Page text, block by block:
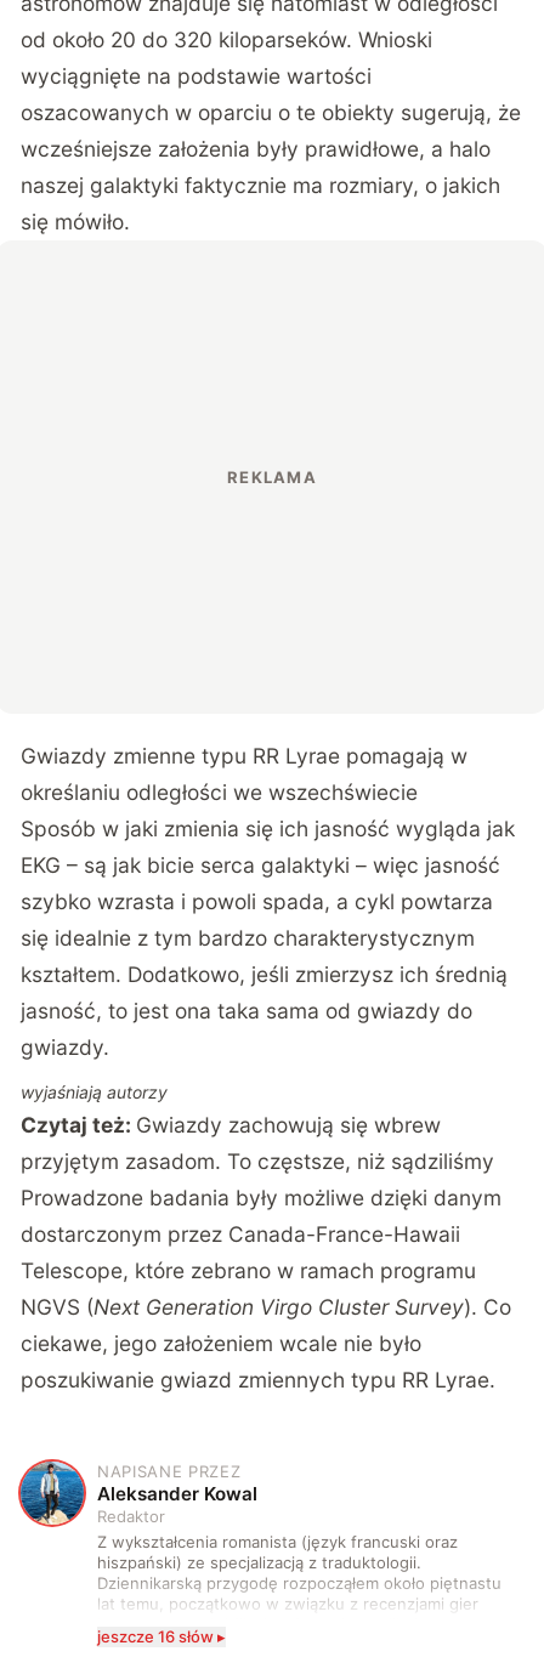
od około 20 do 320 kiloparseków. Wnioski
wyciągnięte na podstawie wartości
oszacowanych w oparciu o te obiekty sugerują, że
wcześniejsze założenia były prawidłowe, a halo
naszej galaktyki faktycznie ma rozmiary, o jakich
się mówiło.
Gwiazdy zmienne typu RR Lyrae pomagają w
określaniu odległości we wszechświecie
Sposób w jaki zmienia się ich jasność wygląda jak
EKG – są jak bicie serca galaktyki – więc jasność
szybko wzrasta i powoli spada, a cykl powtarza
się idealnie z tym bardzo charakterystycznym
kształtem. Dodatkowo, jeśli zmierzysz ich średnią
jasność, to jest ona taka sama od gwiazdy do
gwiazdy.
wyjaśniają autorzy
Czytaj też: Gwiazdy zachowują się wbrew
przyjętym zasadom. To częstsze, niż sądziliśmy
Prowadzone badania były możliwe dzięki danym
dostarczonym przez Canada-France-Hawaii
Telescope, które zebrano w ramach programu
NGVS (Next Generation Virgo Cluster Survey). Co
ciekawe, jego założeniem wcale nie było
poszukiwanie gwiazd zmiennych typu RR Lyrae.
A
NAPISANE PRZEZ
Aleksander Kowal
Redaktor
Z wykształcenia romanista (język francuski oraz
hiszpański) ze specjalizacją z traduktologii.
Dziennikarską przygodę rozpocząłem około piętnastu
lat temu, początkowo w związku z recenzjami gier
zdecydowanie częściej na tematy związane z nauką
jeszcze 16 słów ▸